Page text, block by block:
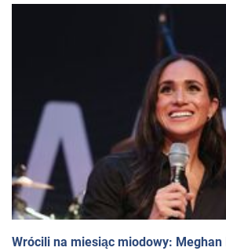
Wrócili na miesiąc miodowy: